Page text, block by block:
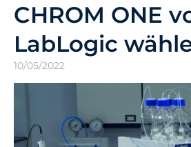
Dienstleistungen
Kontakt
Händler
CHROM ONE
LabLogic
10/05/2022